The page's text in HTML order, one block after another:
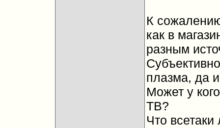
К
как в
разным
плазма, да
Может у
ТВ?
Что